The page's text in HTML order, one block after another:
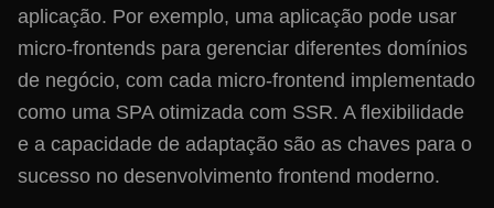
aplicação. Por exemplo, uma aplicação pode usar
micro-frontends para gerenciar diferentes domínios
de negócio, com cada micro-frontend implementado
como uma SPA otimizada com SSR. A flexibilidade
e a capacidade de adaptação são as chaves para o
sucesso no desenvolvimento frontend moderno.